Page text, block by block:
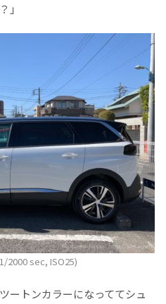
」
2000 sec, ISO25)
ートンカラーになっててシュ